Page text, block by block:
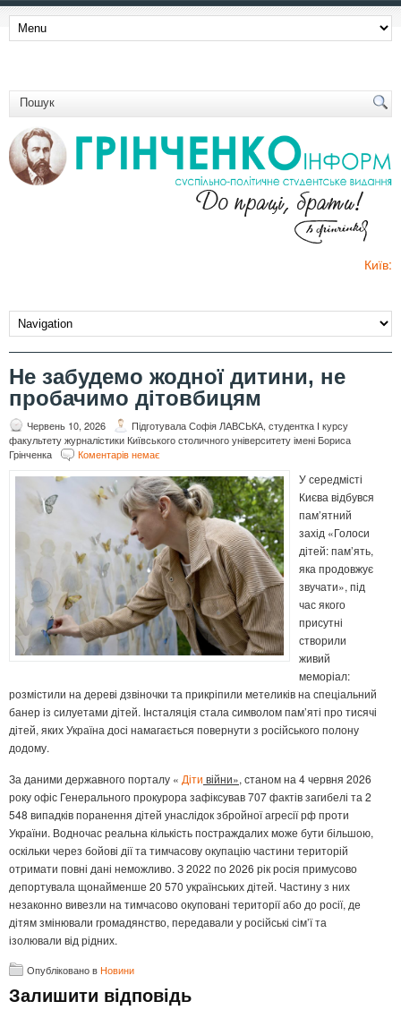
Київ:
Не забудемо жодної дитини, не
пробачимо дітовбицям
Червень 10, 2026
Підготувала Софія ЛАВСЬКА, студентка І курсу
факультету журналістики Київського столичного університету імені Бориса
Грінченка
Коментарів немає
У середмісті
Києва відбувся
пам’ятний
захід «Голоси
дітей: пам’ять,
яка продовжує
звучати», під
час якого
присутні
створили
живий
меморіал:
розмістили на дереві дзвіночки та прикріпили метеликів на спеціальний
банер із силуетами дітей. Інсталяція стала символом пам’яті про тисячі
дітей, яких Україна досі намагається повернути з російського полону
додому.
За даними державного порталу « Діти війни», станом на 4 червня 2026
року офіс Генерального прокурора зафіксував 707 фактів загибелі та 2
548 випадків поранення дітей унаслідок збройної агресії рф проти
України. Водночас реальна кількість постраждалих може бути більшою,
оскільки через бойові дії та тимчасову окупацію частини територій
отримати повні дані неможливо. З 2022 по 2026 рік росія примусово
депортувала щонайменше 20 570 українських дітей. Частину з них
незаконно вивезли на тимчасово окуповані території або до росії, де
дітям змінювали громадянство, передавали у російські сім’ї та
ізолювали від рідних.
Опубліковано вНовини
Залишити відповідь